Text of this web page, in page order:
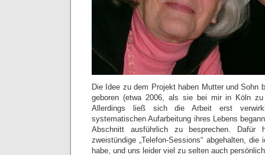
Die Idee zu dem Projekt haben Mutter und Sohn
geboren (etwa 2006, als sie bei mir in Köln
Allerdings ließ sich die Arbeit erst
systematischen Aufarbeitung ihres Lebens
Abschnitt ausführlich zu besprechen. Dafür
zweistündige „Telefon-Sessions“ abgehalten,
habe, und uns leider viel zu selten auch